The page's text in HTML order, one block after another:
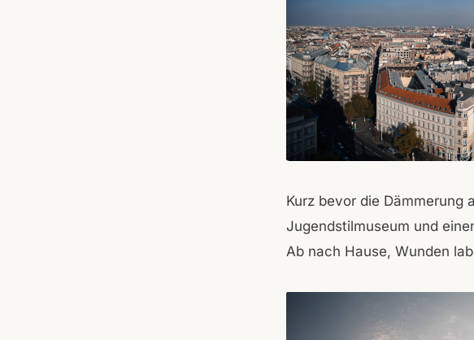
Kurz bevor die Dämmerung
Jugendstilmuseum und
Ab nach Hause, Wunden